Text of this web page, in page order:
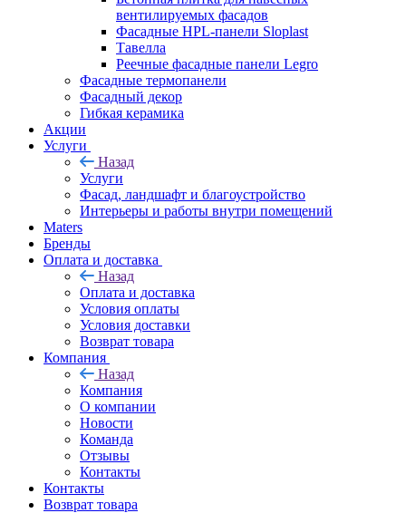
вентилируемых фасадов
Фасадные HPL-панели Sloplast
Тавелла
Реечные фасадные панели Legro
Фасадные термопанели
Фасадный декор
Гибкая керамика
Акции
Услуги
Назад
Услуги
Фасад, ландшафт и благоустройство
Интерьеры и работы внутри помещений
Maters
Бренды
Оплата и доставка
Назад
Оплата и доставка
Условия оплаты
Условия доставки
Возврат товара
Компания
Назад
Компания
О компании
Новости
Команда
Отзывы
Контакты
Контакты
Возврат товара